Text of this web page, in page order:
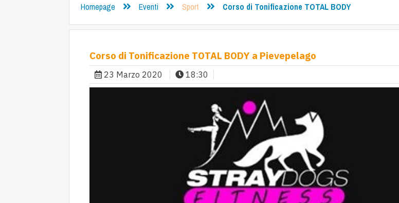
Homepage Eventi Sport Corso di Tonificazione TOTAL BODY
Corso di Tonificazione TOTAL BODY a Pievepelago
23 Marzo 2020 18:30